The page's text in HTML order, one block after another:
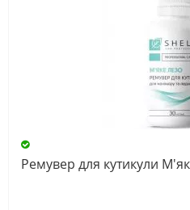
Ремувер для кутикули